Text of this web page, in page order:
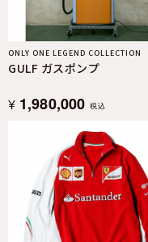
ONLY ONE LEGEND COLLECTION
GULF ガスポンプ
¥ 1,980,000 税込